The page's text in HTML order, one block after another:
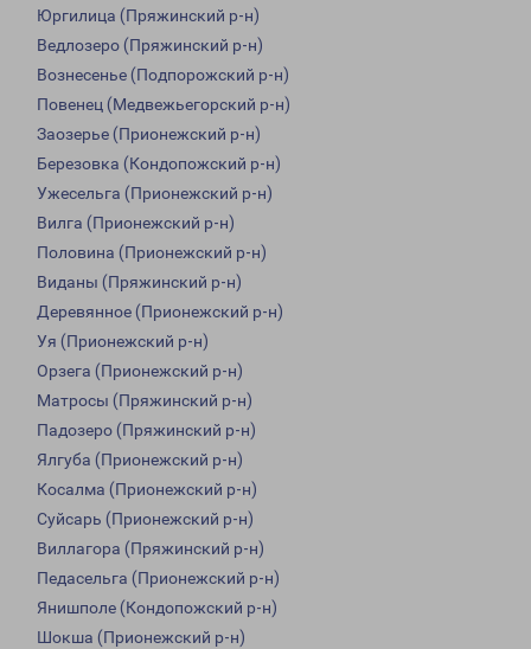
Юргилица (Пряжинский р-н)
Ведлозеро (Пряжинский р-н)
Вознесенье (Подпорожский р-н)
Повенец (Медвежьегорский р-н)
Заозерье (Прионежский р-н)
Березовка (Кондопожский р-н)
Ужесельга (Прионежский р-н)
Вилга (Прионежский р-н)
Половина (Прионежский р-н)
Виданы (Пряжинский р-н)
Деревянное (Прионежский р-н)
Уя (Прионежский р-н)
Орзега (Прионежский р-н)
Матросы (Пряжинский р-н)
Падозеро (Пряжинский р-н)
Ялгуба (Прионежский р-н)
Косалма (Прионежский р-н)
Суйсарь (Прионежский р-н)
Виллагора (Пряжинский р-н)
Педасельга (Прионежский р-н)
Янишполе (Кондопожский р-н)
Шокша (Прионежский р-н)